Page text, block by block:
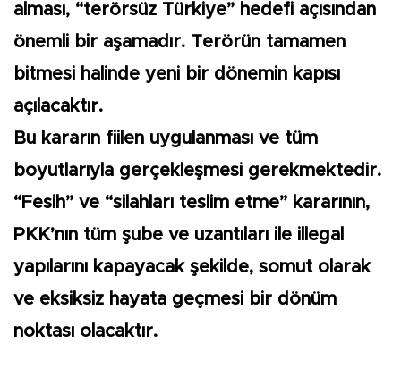
alması, “terörsüz Türkiye” hedefi açısından
önemli bir aşamadır. Terörün tamamen
bitmesi halinde yeni bir dönemin kapısı
açılacaktır.
Bu kararın fiilen uygulanması ve tüm
boyutlarıyla gerçekleşmesi gerekmektedir.
“Fesih” ve “silahları teslim etme” kararının,
PKK’nın tüm şube ve uzantıları ile illegal
yapılarını kapayacak şekilde, somut olarak
ve eksiksiz hayata geçmesi bir dönüm
noktası olacaktır.